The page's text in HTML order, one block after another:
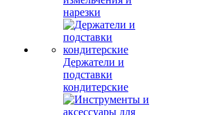
нарезки
Держатели и
подставки
кондитерские